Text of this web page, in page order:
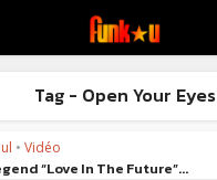
Tag - Open Your Eyes
• Vidéo
“Love In The Future”...